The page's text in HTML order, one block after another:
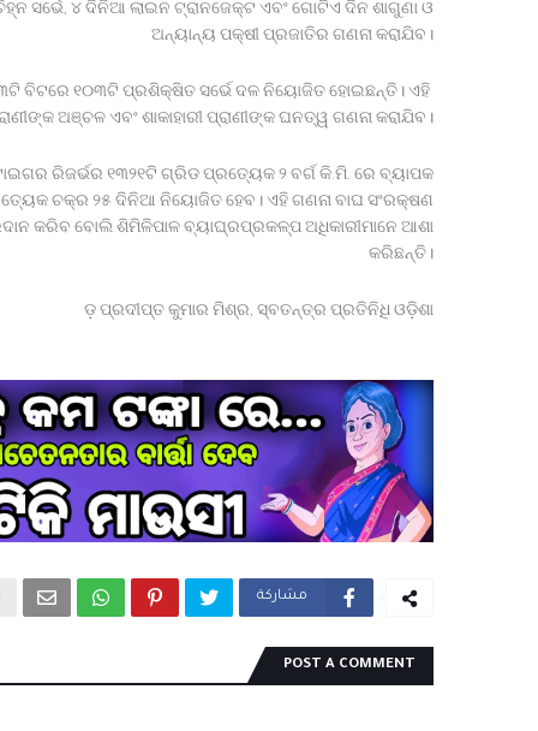
ସର୍ଭେ, ୪ ଦିନିଆ ଲାଇନ ଟ୍ରାନଜେକ୍ଟ ଏବଂ ଗୋଟିଏ ଦିନ ଶାଗୁଣା ଓ
ଅନ୍ୟାନ୍ୟ ପକ୍ଷୀ ପ୍ରଜାତିର ଗଣନା କରାଯିବ।
ବିଟରେ ୧୦୩ଟି ପ୍ରଶିକ୍ଷିତ ସର୍ଭେ ଦଳ ନିୟୋଜିତ ହୋଇଛନ୍ତି। ଏହି
ଅଞ୍ଚଳ ଏବଂ ଶାକାହାରୀ ପ୍ରାଣୀଙ୍କ ଘନତ୍ୱ ଗଣନା କରାଯିବ।
ରିଜର୍ଭର ୧୩୨୧ଟି ଗ୍ରିଡ ପ୍ରତ୍ୟେକ ୨ ବର୍ଗ କି.ମି. ରେ ବ୍ୟାପକ
ଚକ୍ର ୨୫ ଦିନିଆ ନିୟୋଜିତ ହେବ। ଏହି ଗଣନା ବାଘ ସଂରକ୍ଷଣ
କରିବ ବୋଲି ଶିମିଳିପାଳ ବ୍ୟାଘ୍ରପ୍ରକଳ୍ପ ଅଧିକାରୀମାନେ ଆଶା
କରିଛନ୍ତି।
ଡ଼ ପ୍ରଦୀପ୍ତ କୁମାର ମିଶ୍ର, ସ୍ବତନ୍ତ୍ର ପ୍ରତିନିଧି ଓଡ଼ିଶା
مشاركة
POST A COMMENT